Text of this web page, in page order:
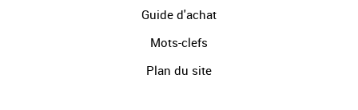
Guide d'achat
Mots-clefs
Plan du site